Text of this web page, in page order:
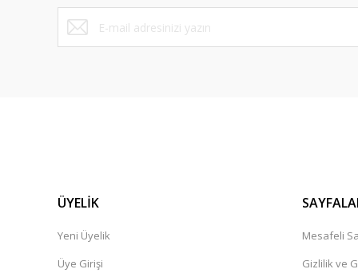
Bu ürüne benzer farklı alternatifler olmalı.
ÜYELİK
Yeni Üyelik
Üye Girişi
Mesafeli
Gizlilik ve